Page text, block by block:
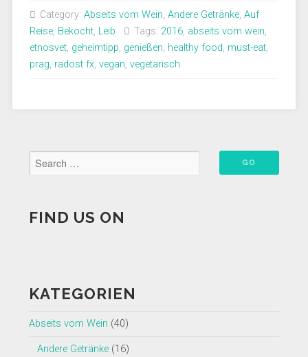
–
Vegetarischer
Hochgenuss“
Category: Abseits vom Wein, Andere Getränke, Auf
Reise, Bekocht, Leib Tags: 2016, abseits vom wein,
etnosvet, geheimtipp, genießen, healthy food, must-eat,
prag, radost fx, vegan, vegetarisch
FIND US ON
auf
anzeigen
auf
anzeigen
auf
anzeigen
auf
anzeigen
auf
anzeigen
KATEGORIEN
Abseits vom Wein (40)
Andere Getränke(16)